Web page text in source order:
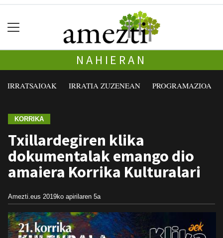
NAHIERAN
IRRATSAIOAK IRRATIA ZUZENEAN PROGRAMAZIOA
KORRIKA
Txillardegiren klika
dokumentalak emango dio
amaiera Korrika Kulturalari
Amezti.eus 2019ko apirilaren 5a